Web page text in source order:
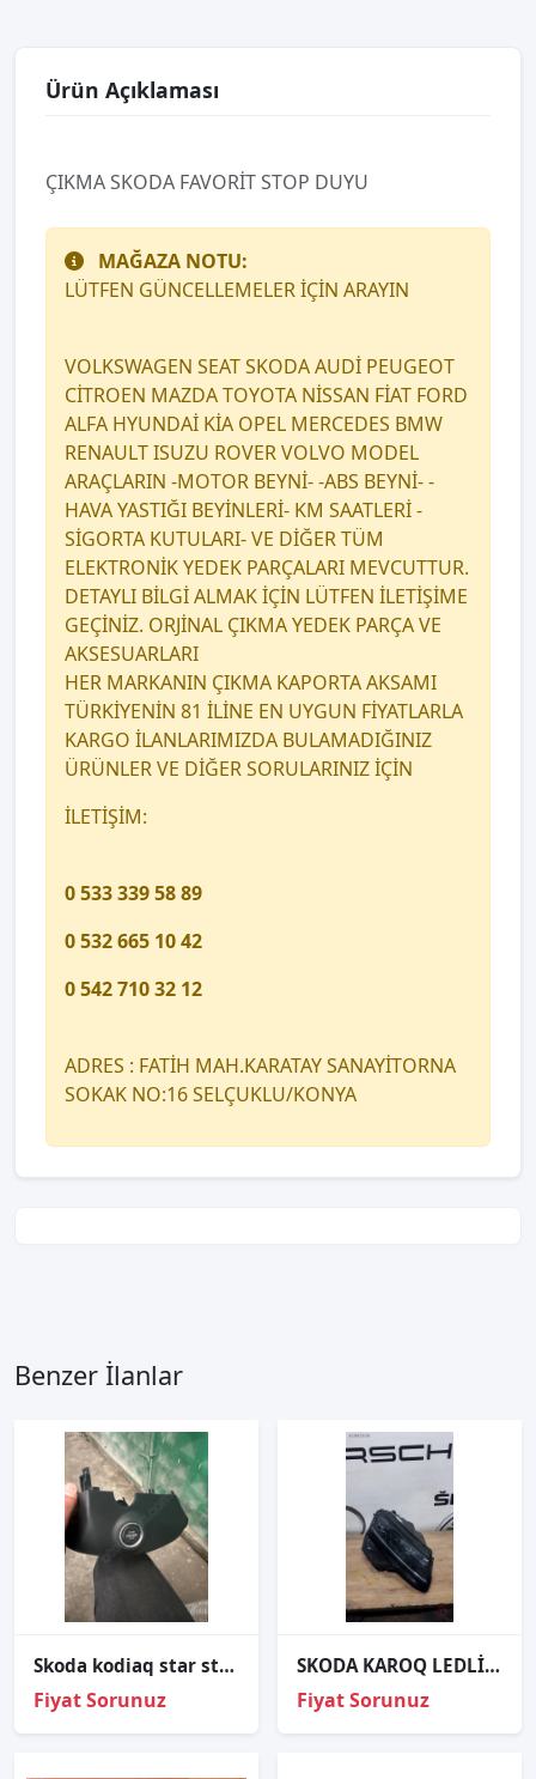
Ürün Açıklaması
ÇIKMA SKODA FAVORİT STOP DUYU
MAĞAZA NOTU:
LÜTFEN GÜNCELLEMELER İÇİN ARAYIN
VOLKSWAGEN SEAT SKODA AUDİ PEUGEOT
CİTROEN MAZDA TOYOTA NİSSAN FİAT FORD
ALFA HYUNDAİ KİA OPEL MERCEDES BMW
RENAULT ISUZU ROVER VOLVO MODEL
ARAÇLARIN -MOTOR BEYNİ- -ABS BEYNİ- -
HAVA YASTIĞI BEYİNLERİ- KM SAATLERİ -
SİGORTA KUTULARI- VE DİĞER TÜM
ELEKTRONİK YEDEK PARÇALARI MEVCUTTUR.
DETAYLI BİLGİ ALMAK İÇİN LÜTFEN İLETİŞİME
GEÇİNİZ. ORJİNAL ÇIKMA YEDEK PARÇA VE
AKSESUARLARI
HER MARKANIN ÇIKMA KAPORTA AKSAMI
TÜRKİYENİN 81 İLİNE EN UYGUN FİYATLARLA
KARGO İLANLARIMIZDA BULAMADIĞINIZ
ÜRÜNLER VE DİĞER SORULARINIZ İÇİN
İLETİŞİM:
0 533 339 58 89
0 532 665 10 42
0 542 710 32 12
ADRES : FATİH MAH.KARATAY SANAYİTORNA
SOKAK NO:16 SELÇUKLU/KONYA
Benzer İlanlar
Skoda kodiaq star stop ve direksiyon alt terim
Fiyat Sorunuz
SKODA KAROQ LEDLİ FAR ÇIKMA 57b941016d
Fiyat Sorunuz